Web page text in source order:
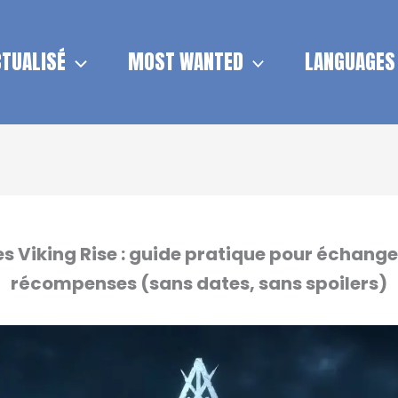
MOST WANTED LANGUAGES
Viking Rise : guide pratique pour
récompenses (sans dates, sans spoilers)